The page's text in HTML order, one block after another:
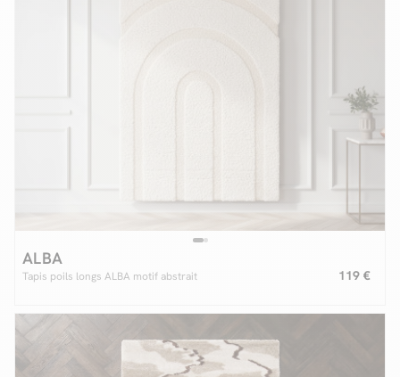
ALBA
Tapis poils longs ALBA motif abstrait 119 €